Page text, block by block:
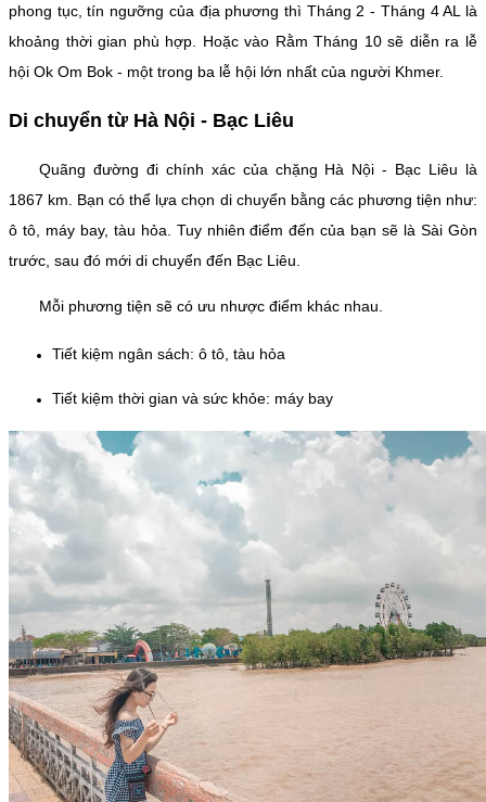
phong tục, tín ngưỡng của địa phương thì Tháng 2 - Tháng 4 AL là
khoảng thời gian phù hợp. Hoặc vào Rằm Tháng 10 sẽ diễn ra lễ
hội Ok Om Bok - một trong ba lễ hội lớn nhất của người Khmer.
Di chuyển từ Hà Nội - Bạc Liêu
Quãng đường đi chính xác của chặng Hà Nội - Bạc Liêu là
1867 km. Bạn có thể lựa chọn di chuyển bằng các phương tiện như:
ô tô, máy bay, tàu hỏa. Tuy nhiên điểm đến của bạn sẽ là Sài Gòn
trước, sau đó mới di chuyển đến Bạc Liêu.
Mỗi phương tiện sẽ có ưu nhược điểm khác nhau.
Tiết kiệm ngân sách: ô tô, tàu hỏa
Tiết kiệm thời gian và sức khỏe: máy bay